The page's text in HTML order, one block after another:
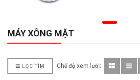
MÁY XÔNG MẶT
LỌC TÌM Chế độ xem lưới: